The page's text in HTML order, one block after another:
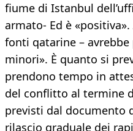
fiume di Istanbul
armato- Ed è
fonti qatarine –
minori». È quanto si
prendono tempo in
del conflitto al termine
previsti dal documento
rilascio graduale dei